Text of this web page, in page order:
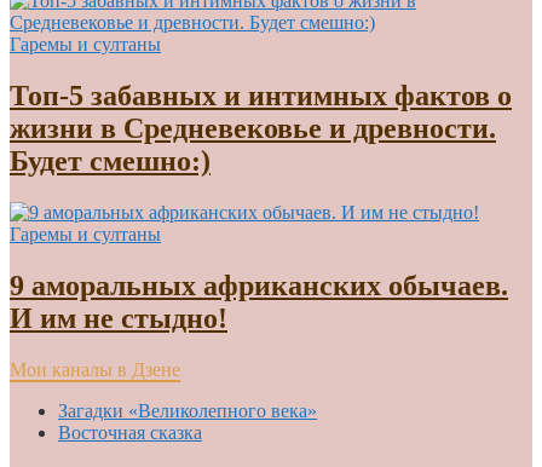
Гаремы и султаны
Топ-5 забавных и интимных фактов о
жизни в Средневековье и древности.
Будет смешно:)
Гаремы и султаны
9 аморальных африканских обычаев.
И им не стыдно!
Мои каналы в Дзене
Загадки «Великолепного века»
Восточная сказка